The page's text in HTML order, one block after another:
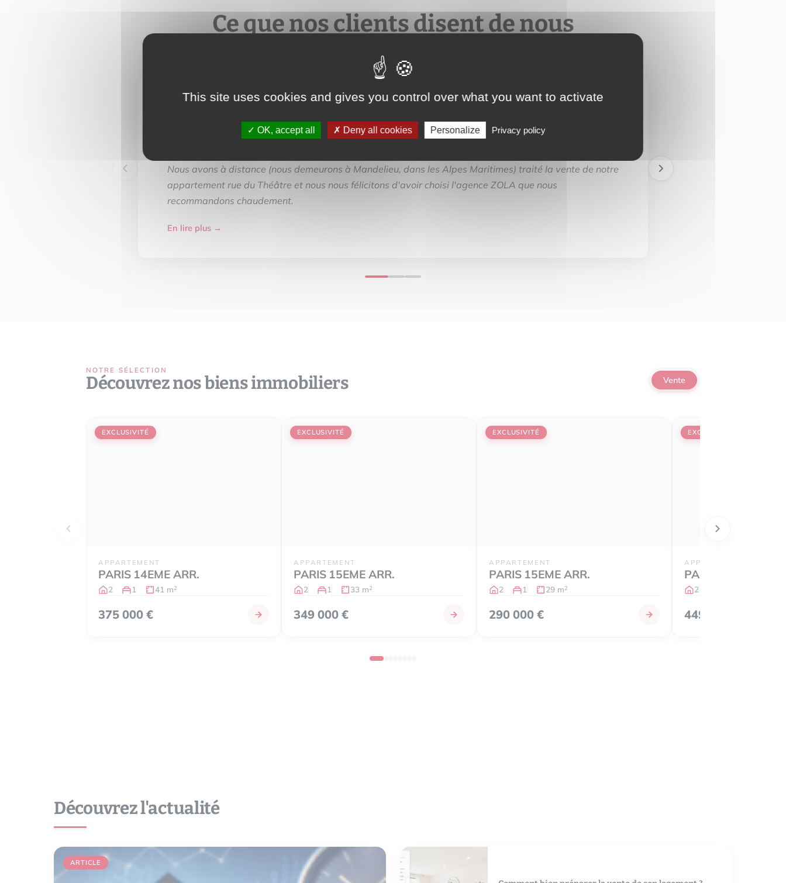
Ce que nos clients disent de nous
Nous avons à distance (nous demeurons à Mandelieu, dans les Alpes Maritimes) traité la vente de notre
appartement rue du Théâtre et nous nous félicitons d'avoir choisi l'agence ZOLA que nous
recommandons chaudement.
En lire plus →
NOTRE SÉLECTION
Découvrez nos biens immobiliers Vente
EXCLUSIVITÉ
APPARTEMENT
PARIS 14EME ARR.
2 1 41 m2
375 000 €
EXCLUSIVITÉ
APPARTEMENT
PARIS 15EME ARR.
2 1 33 m2
349 000 €
EXCLUSIVITÉ
APPARTEMENT
PARIS 15EME ARR.
2 1 29 m2
290 000 €
EXCLUSIVITÉ
APPARTEMENT
PARIS 15EME ARR.
2
449 000 €
Découvrez l'actualité
ARTICLE
This site uses cookies and gives you control over what you want to activate
OK, accept all Deny all cookies Personalize Privacy policy